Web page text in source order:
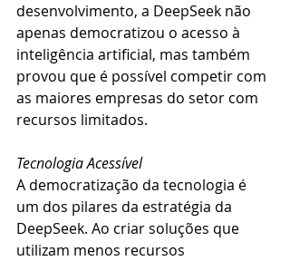
desenvolvimento, a DeepSeek não
apenas democratizou o acesso à
inteligência artificial, mas também
provou que é possível competir com
as maiores empresas do setor com
recursos limitados.
Tecnologia Acessível
A democratização da tecnologia é
um dos pilares da estratégia da
DeepSeek. Ao criar soluções que
utilizam menos recursos